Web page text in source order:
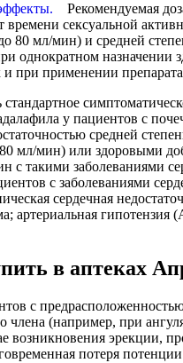
Рекомендуемая
сексуальной
80 мл/мин) и средней
однократном
при применении препарата
у пациентов с
средней
мл/мин) или здоровыми
такими заболеваниями
с заболеваниями
сердечная
артериальная
в аптеках
с
члена (например, при
возникновения
потеря